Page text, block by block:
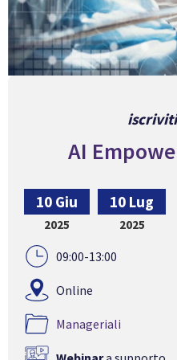
AI
10 Giu
2025
10 Lug
2025
09:00-13:00
Online
Manageriali